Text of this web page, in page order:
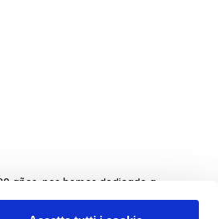
años, nos hemos dedicado a
y complementos de